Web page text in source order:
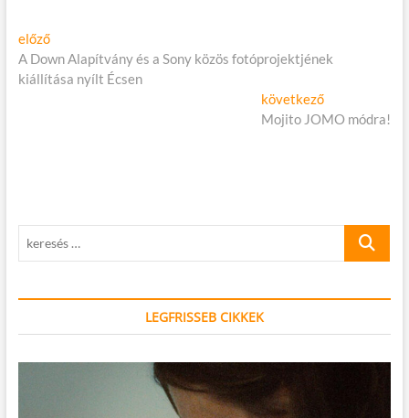
Bejegyzés
navigáció
előzőElőző
cikk:
A Down Alapítvány és a Sony közös fotóprojektjének
kiállítása nyílt Écsen
következőKövetkező
cikk:
Mojito JOMO módra!
keresés
LEGFRISSEB CIKKEK